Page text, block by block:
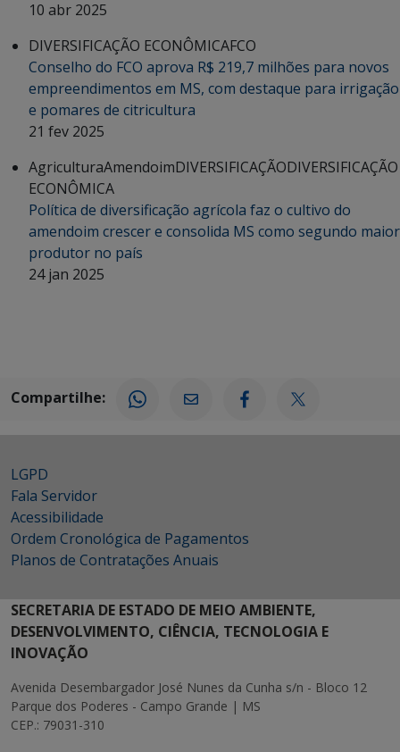
10 abr 2025
DIVERSIFICAÇÃO ECONÔMICAFCO
Conselho do FCO aprova R$ 219,7 milhões para novos
empreendimentos em MS, com destaque para irrigação
e pomares de citricultura
21 fev 2025
AgriculturaAmendoimDIVERSIFICAÇÃODIVERSIFICAÇÃO
ECONÔMICA
Política de diversificação agrícola faz o cultivo do
amendoim crescer e consolida MS como segundo maior
produtor no país
24 jan 2025
Compartilhe:
LGPD
Fala Servidor
Acessibilidade
Ordem Cronológica de Pagamentos
Planos de Contratações Anuais
SECRETARIA DE ESTADO DE MEIO AMBIENTE,
DESENVOLVIMENTO, CIÊNCIA, TECNOLOGIA E
INOVAÇÃO
Avenida Desembargador José Nunes da Cunha s/n - Bloco 12
Parque dos Poderes - Campo Grande | MS
CEP.: 79031-310